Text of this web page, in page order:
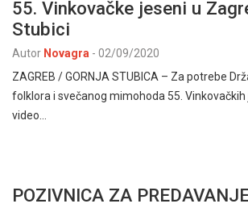
55. Vinkovačke jeseni u
Stubici
Autor Novagra - 02/09/2020
ZAGREB / GORNJA STUBICA – Za potrebe
folklora i svečanog mimohoda 55. Vinkovačkih
video…
POZIVNICA ZA